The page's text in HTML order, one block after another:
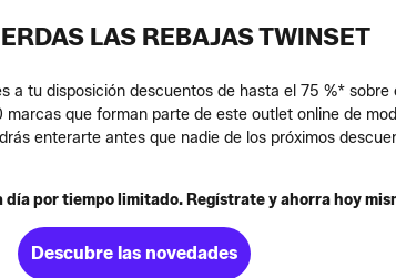
LAS REBAJAS TWINSET
a tu disposición descuentos de hasta el 75 %*
que forman parte de este outlet online de
enterarte antes que nadie de los próximos
día por tiempo limitado. Regístrate y ahorra hoy
Descubre las novedades